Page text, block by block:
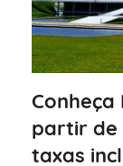
Conheça
partir de
taxas